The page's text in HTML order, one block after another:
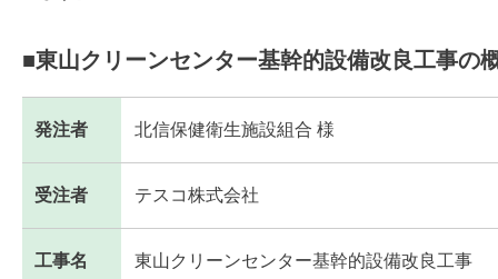
■東山クリーンセンター基幹的設備改良工事の
発注者 北信保健衛生施設組合 様
受注者 テスコ株式会社
工事名 東山クリーンセンター基幹的設備改良工事